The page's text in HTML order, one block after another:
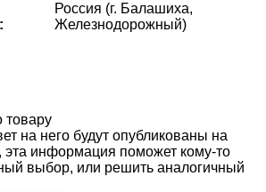
Россия (г. Балашиха,
Железнодорожный)
товару
на него будут опубликованы на
эта информация поможет кому-то
выбор, или решить аналогичный